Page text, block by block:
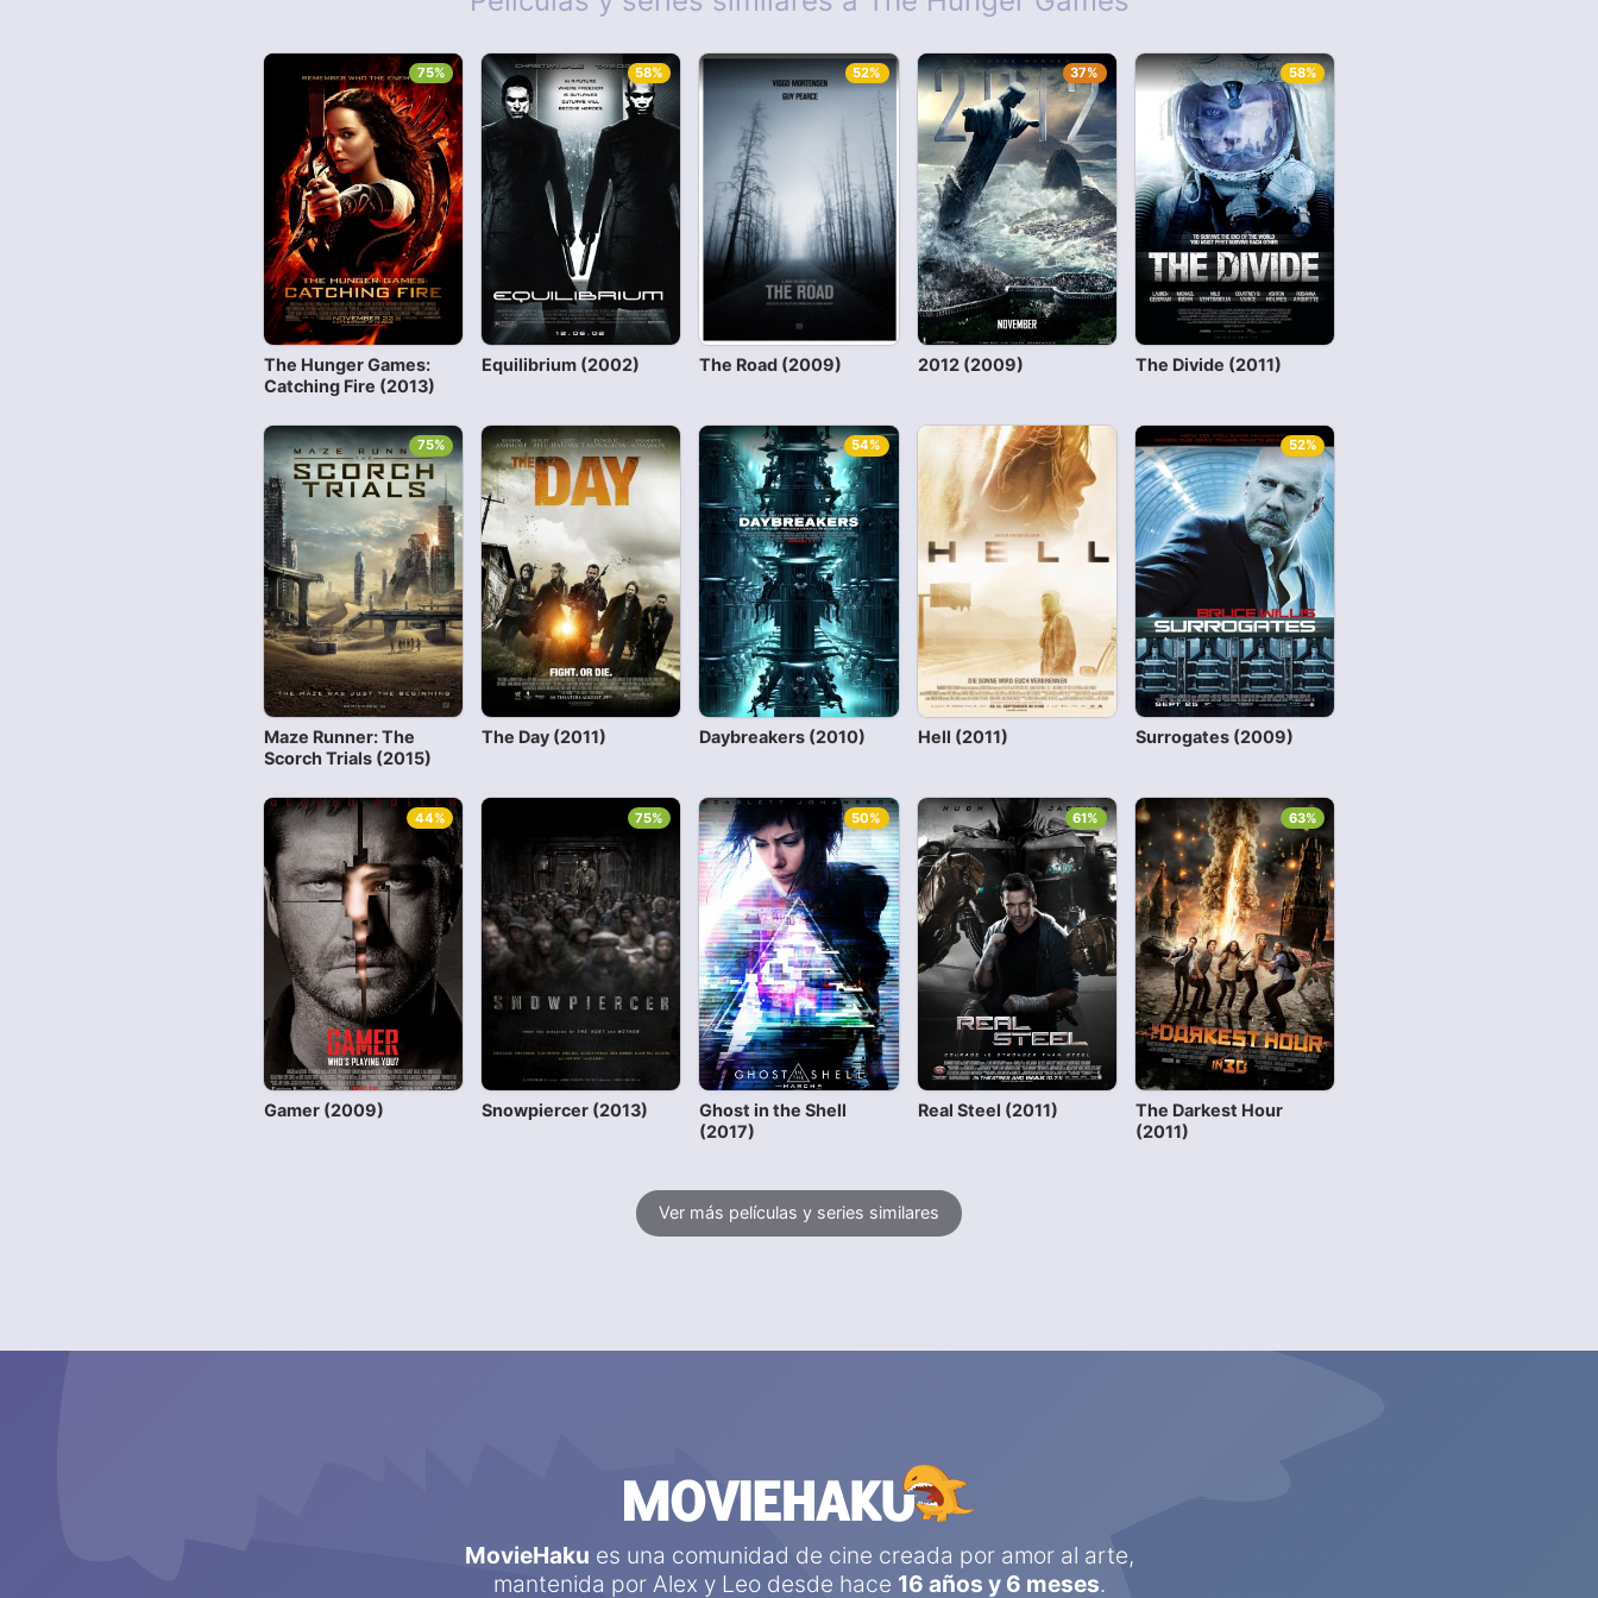
The Hunger Games:
Catching Fire (2013)
75%
Equilibrium (2002)
58%
The Road (2009)
52%
2012 (2009)
37%
The Divide (2011)
58%
Maze Runner: The
Scorch Trials (2015)
75%
The Day (2011) Daybreakers (2010)
54%
Hell (2011) Surrogates (2009)
52%
Gamer (2009)
44%
Snowpiercer (2013)
75%
Ghost in the Shell
(2017)
50%
Real Steel (2011)
61%
The Darkest Hour
(2011)
63%
Ver más películas y series similares
MovieHaku es una comunidad de cine creada por amor al arte,
mantenida por Alex y Leodesde hace 16 años y 6 meses.